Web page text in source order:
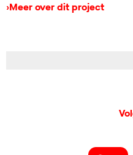
›Meer over dit project